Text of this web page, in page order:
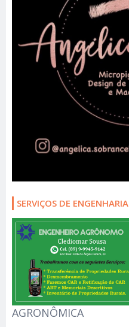
SERVIÇOS DE ENGENHARIA
AGRONÔMICA